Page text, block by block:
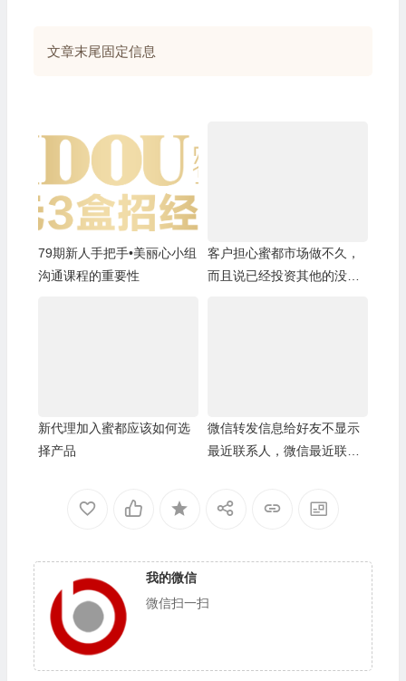
文章末尾固定信息
79期新人手把手•美丽心小组
沟通课程的重要性
客户担心蜜都市场做不久，
而且说已经投资其他的没有
新代理加入蜜都应该如何选
择产品
微信转发信息给好友不显示
最近联系人，微信最近联系
我的微信
微信扫一扫